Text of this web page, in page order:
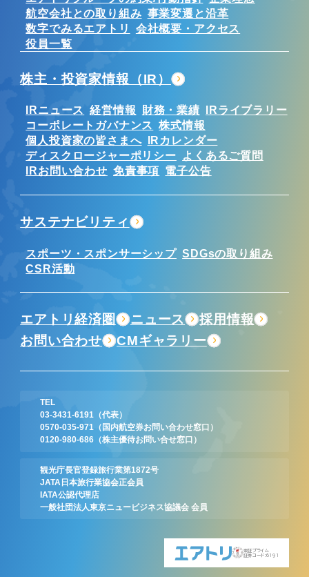
TEL
03-3431-6191
（代表）
0570-035-971
（国内航空券お問い合わせ窓口）
0120-980-686 （株主優待お問い合せ窓口）
観光庁長官登録旅行業第1872号
JATA日本旅行業協会正会員
IATA公認代理店
一般社団法人東京ニュービジネス協議会 会員
東証プライム
証券コード:6191
航空会社との取り組み 事業変遷と沿革
数字でみるエアトリ
会社概要・アクセス
役員一覧
株主・投資家情報（IR）
IRニュース 経営情報 財務・業績
IRライブラリー
コーポレートガバナンス 株式情報
個人投資家の皆さまへ
IRカレンダー
ディスクロージャーポリシー
よくあるご質問
IRお問い合わせ 免責事項 電子公告
サステナビリティ
スポーツ・スポンサーシップ SDGsの取り組み
CSR活動
エアトリ経済圏 ニュース
採用情報
お問い合わせ
CMギャラリー